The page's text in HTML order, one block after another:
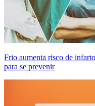
Frio aumenta risco de
para se prevenir